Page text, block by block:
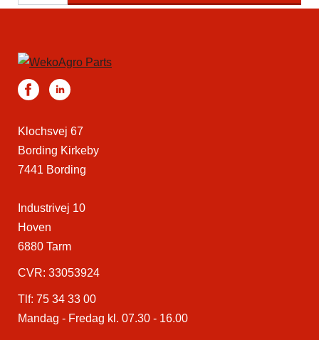
Klochsvej 67
Bording Kirkeby
7441 Bording
Industrivej 10
Hoven
6880 Tarm
CVR: 33053924
Tlf: 75 34 33 00
Mandag - Fredag kl. 07.30 - 16.00